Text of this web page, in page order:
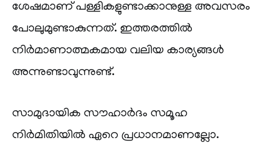
ശേഷമാണ് പള്ളികളുണ്ടാക്കാനുള്ള അവസരം
പോലുമുണ്ടാകുന്നത്. ഇത്തരത്തിൽ
നിർമാണാത്മകമായ വലിയ കാര്യങ്ങൾ
അന്നുണ്ടാവുന്നുണ്ട്.
സാമുദായിക സൗഹാർദം സമൂഹ
നിർമിതിയിൽ ഏറെ പ്രധാനമാണല്ലോ.